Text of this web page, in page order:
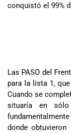
conquistó el 99%
Las PASO del
para la lista 1,
Cuando se
situaría en
donde